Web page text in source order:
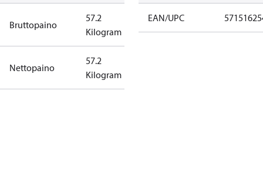
Bruttopaino
57.2
Kilogram
Nettopaino
57.2
Kilogram
EAN/UPC